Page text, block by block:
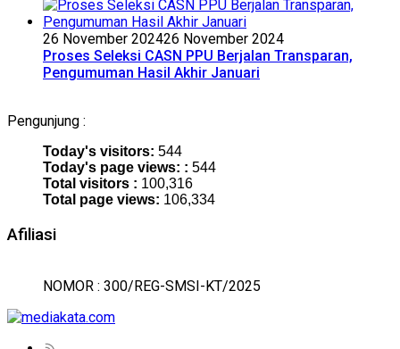
26 November 202426 November 2024
Proses Seleksi CASN PPU Berjalan Transparan,
Pengumuman Hasil Akhir Januari
Pengunjung :
Today's visitors: 544
Today's page views: : 544
Total visitors : 100,316
Total page views: 106,334
Afiliasi
NOMOR : 300/REG-SMSI-KT/2025